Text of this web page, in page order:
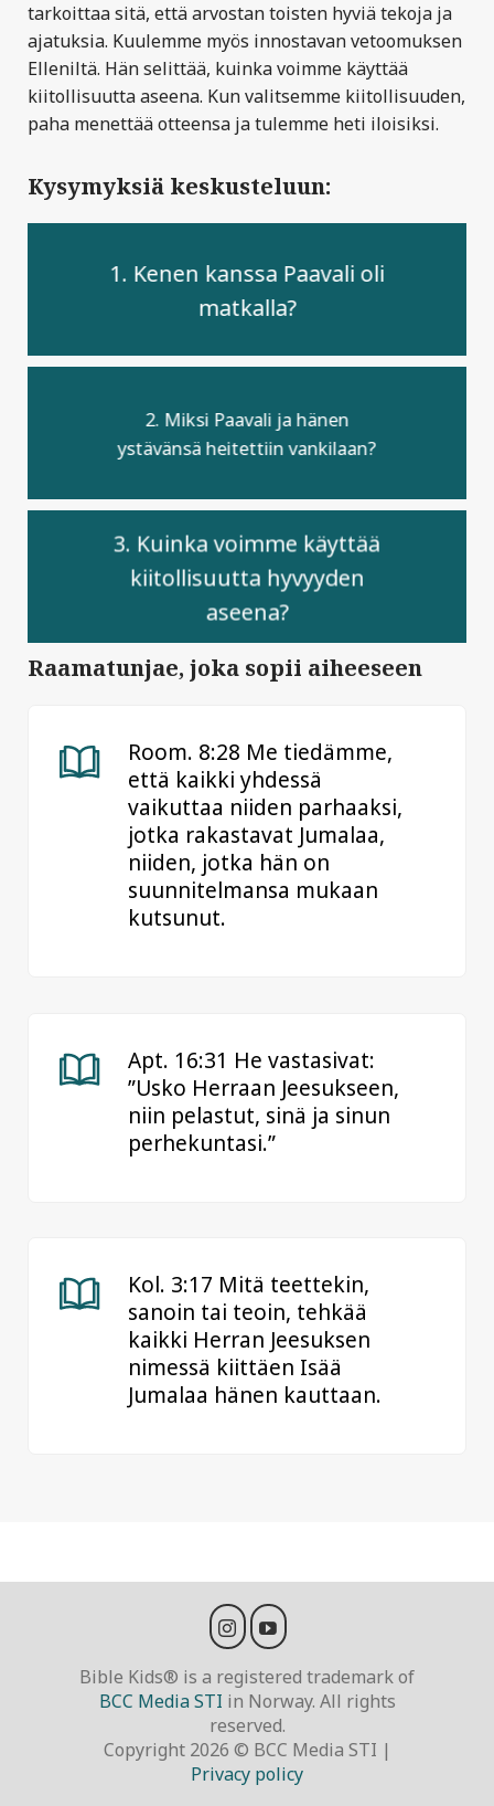
tarkoittaa sitä, että arvostan toisten hyviä tekoja ja
ajatuksia. Kuulemme myös innostavan vetoomuksen
Elleniltä. Hän selittää, kuinka voimme käyttää
kiitollisuutta aseena. Kun valitsemme kiitollisuuden,
paha menettää otteensa ja tulemme heti iloisiksi.
Kysymyksiä keskusteluun:
1. Kenen kanssa Paavali oli
matkalla?
2. Miksi Paavali ja hänen
ystävänsä heitettiin vankilaan?
3. Kuinka voimme käyttää
kiitollisuutta hyvyyden
aseena?
Raamatunjae, joka sopii aiheeseen
Room. 8:28 Me tiedämme,
että kaikki yhdessä
vaikuttaa niiden parhaaksi,
jotka rakastavat Jumalaa,
niiden, jotka hän on
suunnitelmansa mukaan
kutsunut.
Apt. 16:31 He vastasivat:
”Usko Herraan Jeesukseen,
niin pelastut, sinä ja sinun
perhekuntasi.”
Kol. 3:17 Mitä teettekin,
sanoin tai teoin, tehkää
kaikki Herran Jeesuksen
nimessä kiittäen Isää
Jumalaa hänen kauttaan.
Bible Kids® is a registered trademark of
BCC Media STI in Norway. All rights
reserved.
Copyright 2026 © BCC Media STI |
Privacy policy